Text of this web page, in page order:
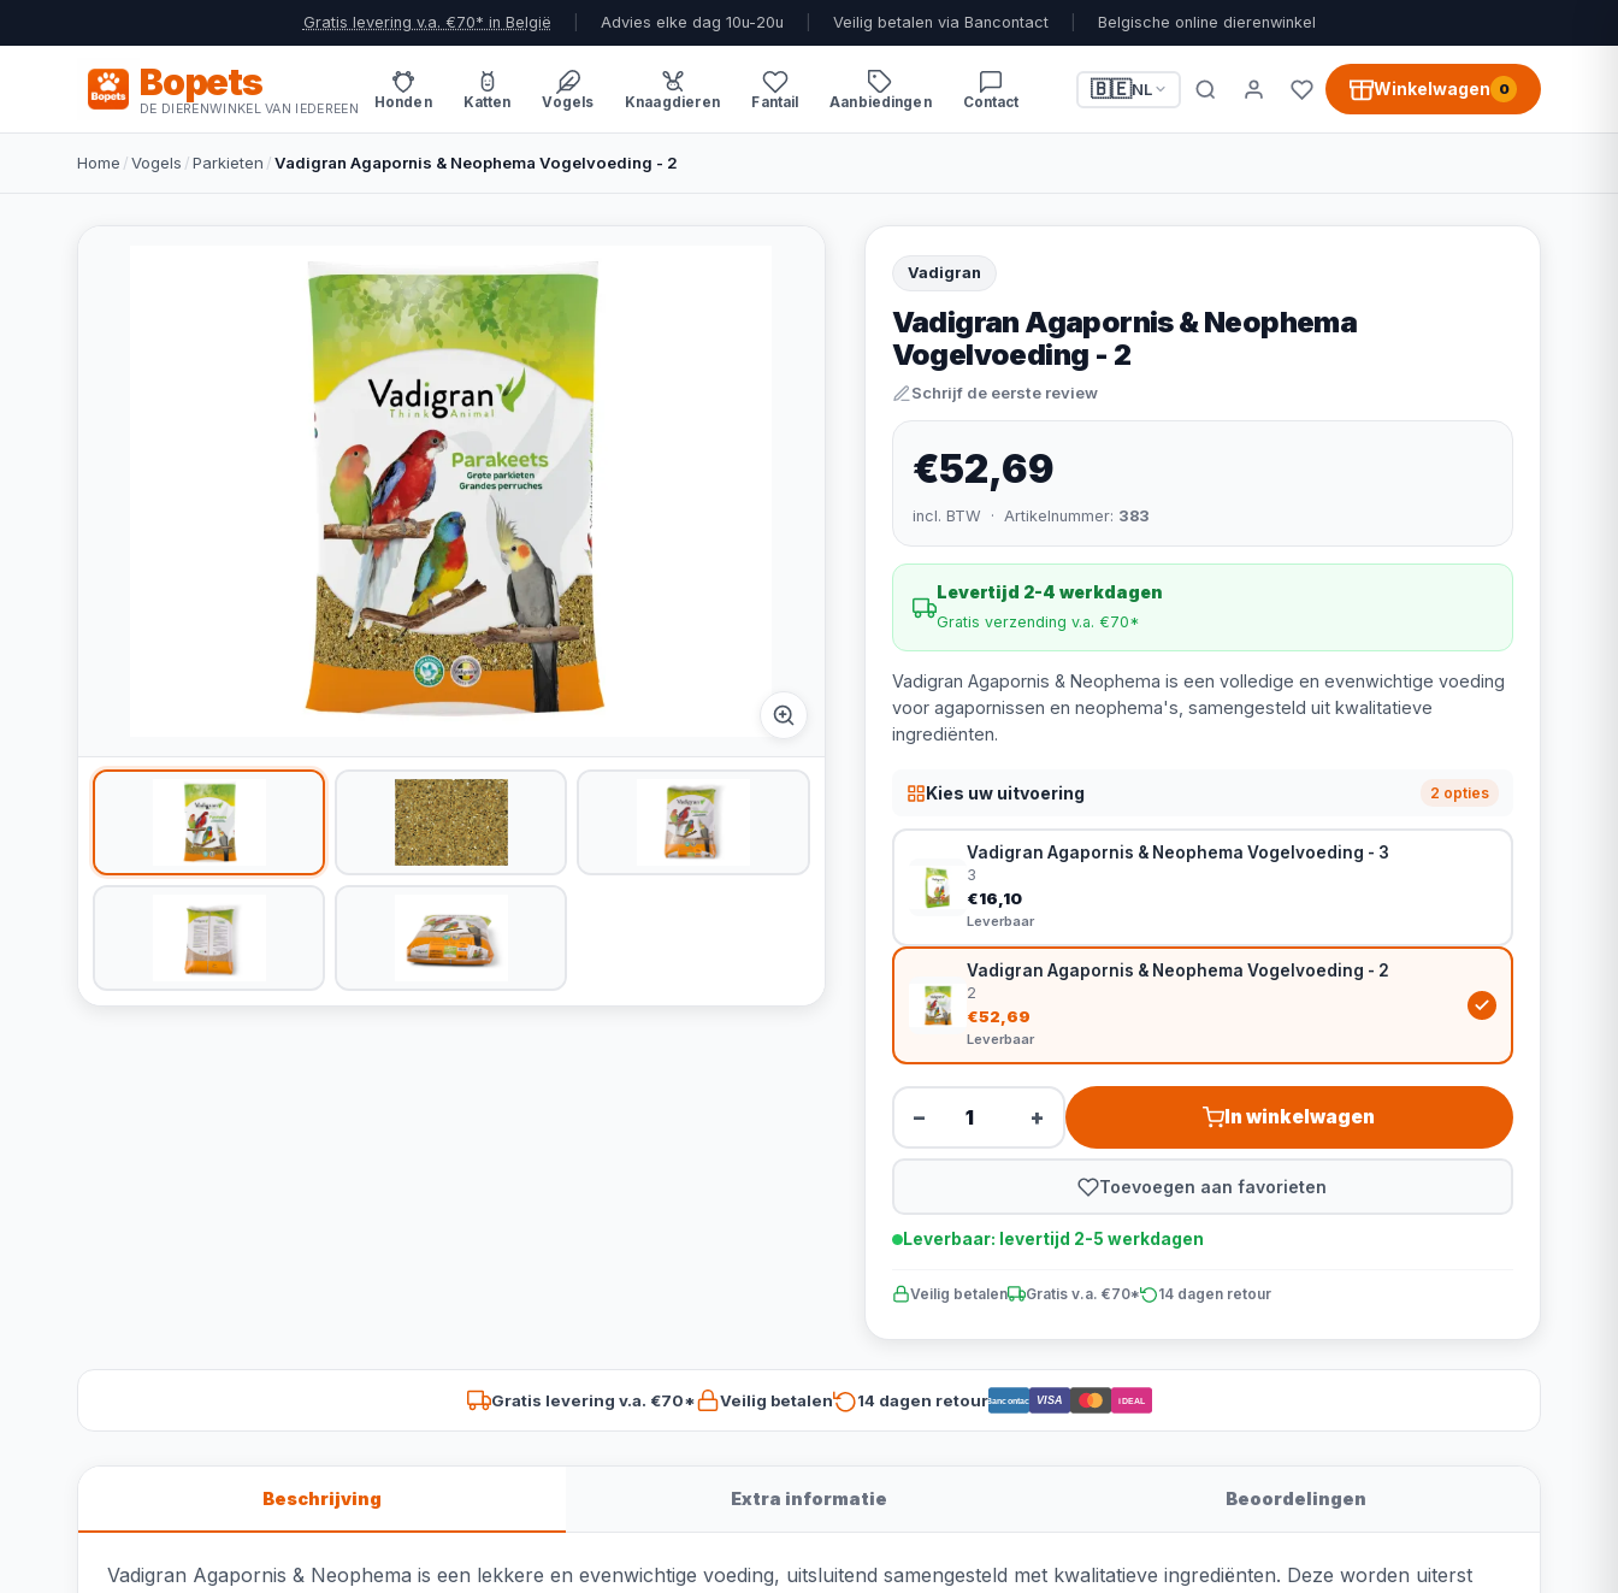
Gratis levering v.a. €70* in België Advies elke dag 10u-20u Veilig betalen via Bancontact Belgische online dierenwinkel
Bopets
DE DIERENWINKEL VAN IEDEREEN Honden Katten Vogels Knaagdieren Fantail Aanbiedingen Contact
🇧🇪NL Winkelwagen 0
Home /Vogels /Parkieten /Vadigran Agapornis & Neophema Vogelvoeding - 2
Vadigran
Vadigran Agapornis & Neophema
Vogelvoeding - 2
Schrijf de eerste review
€52,69
incl. BTW · Artikelnummer: 383
Levertijd 2-4 werkdagen
Gratis verzending v.a. €70*
Vadigran Agapornis & Neophema is een volledige en evenwichtige voeding
voor agapornissen en neophema's, samengesteld uit kwalitatieve
ingrediënten.
Kies uw uitvoering 2 opties
Vadigran Agapornis & Neophema Vogelvoeding - 3
3
€16,10
Leverbaar
Vadigran Agapornis & Neophema Vogelvoeding - 2
2
€52,69
Leverbaar
− + In winkelwagen
Toevoegen aan favorieten
Leverbaar: levertijd 2-5 werkdagen
Veilig betalen Gratis v.a. €70* 14 dagen retour
Gratis levering v.a. €70* Veilig betalen 14 dagen retourBancontact VISA iDEAL
Beschrijving Extra informatie Beoordelingen
Vadigran Agapornis & Neophema is een lekkere en evenwichtige voeding, uitsluitend samengesteld met kwalitatieve ingrediënten. Deze worden uiterst